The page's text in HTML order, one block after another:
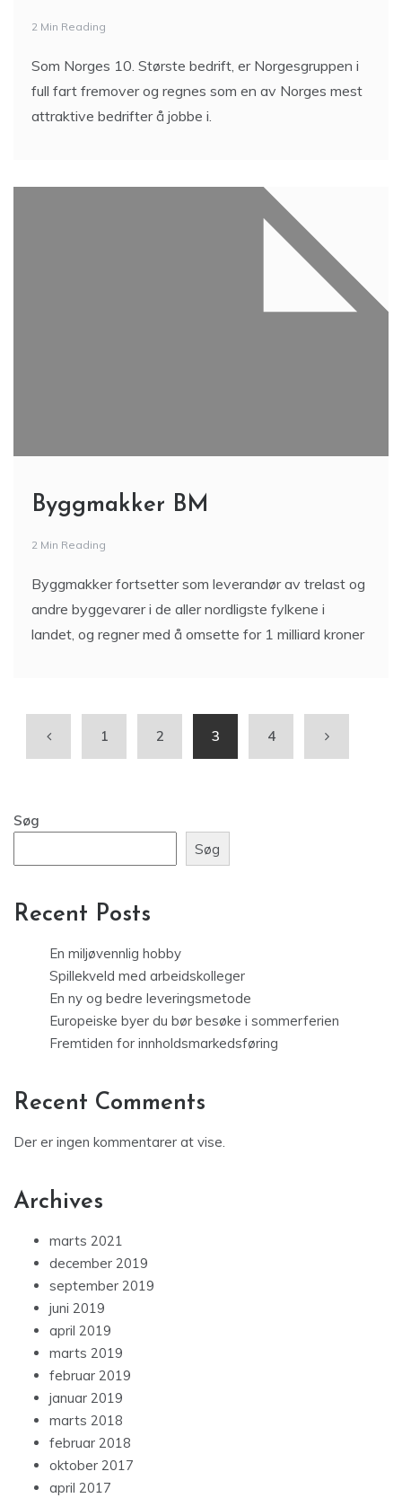
2 Min Reading
Som Norges 10. Største bedrift, er Norgesgruppen i
full fart fremover og regnes som en av Norges mest
attraktive bedrifter å jobbe i.
Byggmakker BM
2 Min Reading
Byggmakker fortsetter som leverandør av trelast og
andre byggevarer i de aller nordligste fylkene i
landet, og regner med å omsette for 1 milliard kroner
1 2 3 4
Søg
Søg
Recent Posts
En miljøvennlig hobby
Spillekveld med arbeidskolleger
En ny og bedre leveringsmetode
Europeiske byer du bør besøke i sommerferien
Fremtiden for innholdsmarkedsføring
Recent Comments
Der er ingen kommentarer at vise.
Archives
marts 2021
december 2019
september 2019
juni 2019
april 2019
marts 2019
februar 2019
januar 2019
marts 2018
februar 2018
oktober 2017
april 2017